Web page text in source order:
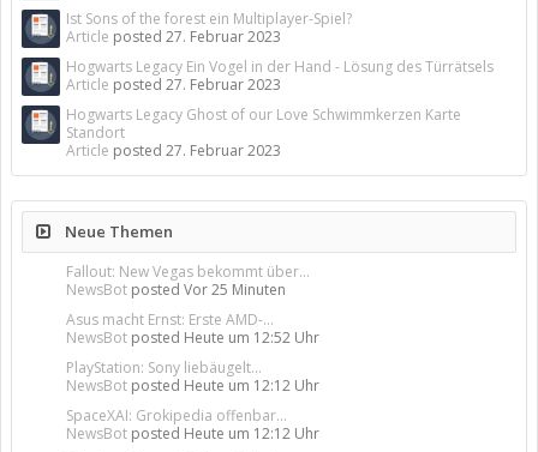
Ist Sons of the forest ein Multiplayer-Spiel?
Article posted 27. Februar 2023
Hogwarts Legacy Ein Vogel in der Hand - Lösung des Türrätsels
Article posted 27. Februar 2023
Hogwarts Legacy Ghost of our Love Schwimmkerzen Karte
Standort
Article posted 27. Februar 2023
Neue Themen
Fallout: New Vegas bekommt über...
NewsBot posted Vor 25 Minuten
Asus macht Ernst: Erste AMD-...
NewsBot posted Heute um 12:52 Uhr
PlayStation: Sony liebäugelt...
NewsBot posted Heute um 12:12 Uhr
SpaceXAI: Grokipedia offenbar...
NewsBot posted Heute um 12:12 Uhr